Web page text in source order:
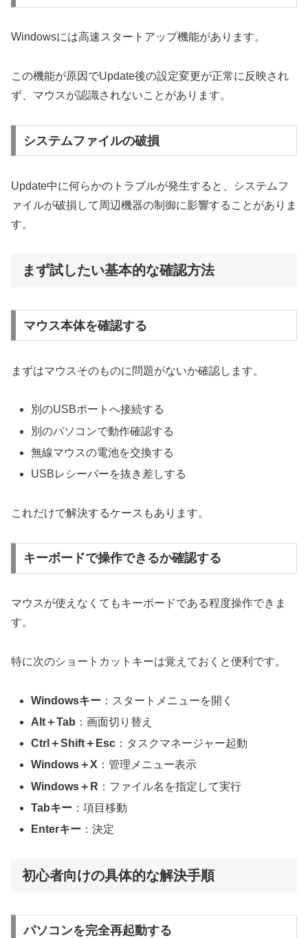
Windowsには高速スタートアップ機能があります。
この機能が原因でUpdate後の設定変更が正常に反映され
ず、マウスが認識されないことがあります。
システムファイルの破損
Update中に何らかのトラブルが発生すると、システムフ
ァイルが破損して周辺機器の制御に影響することがありま
す。
まず試したい基本的な確認方法
マウス本体を確認する
まずはマウスそのものに問題がないか確認します。
別のUSBポートへ接続する
別のパソコンで動作確認する
無線マウスの電池を交換する
USBレシーバーを抜き差しする
これだけで解決するケースもあります。
キーボードで操作できるか確認する
マウスが使えなくてもキーボードである程度操作できま
す。
特に次のショートカットキーは覚えておくと便利です。
Windowsキー ：スタートメニューを開く
Alt＋Tab ：画面切り替え
Ctrl＋Shift＋Esc ：タスクマネージャー起動
Windows＋X ：管理メニュー表示
Windows＋R ：ファイル名を指定して実行
Tabキー ：項目移動
Enterキー ：決定
初心者向けの具体的な解決手順
パソコンを完全再起動する